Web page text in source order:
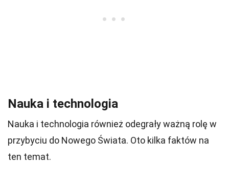
Nauka i technologia
Nauka i technologia również odegrały ważną rolę w
przybyciu do Nowego Świata. Oto kilka faktów na
ten temat.